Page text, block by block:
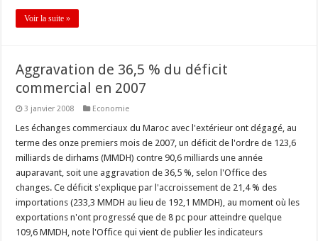
Voir la suite »
Aggravation de 36,5 % du déficit
commercial en 2007
3 janvier 2008 Economie
Les échanges commerciaux du Maroc avec l'extérieur ont dégagé, au
terme des onze premiers mois de 2007, un déficit de l'ordre de 123,6
milliards de dirhams (MMDH) contre 90,6 milliards une année
auparavant, soit une aggravation de 36,5 %, selon l'Office des
changes. Ce déficit s'explique par l'accroissement de 21,4 % des
importations (233,3 MMDH au lieu de 192,1 MMDH), au moment où les
exportations n'ont progressé que de 8 pc pour atteindre quelque
109,6 MMDH, note l'Office qui vient de publier les indicateurs